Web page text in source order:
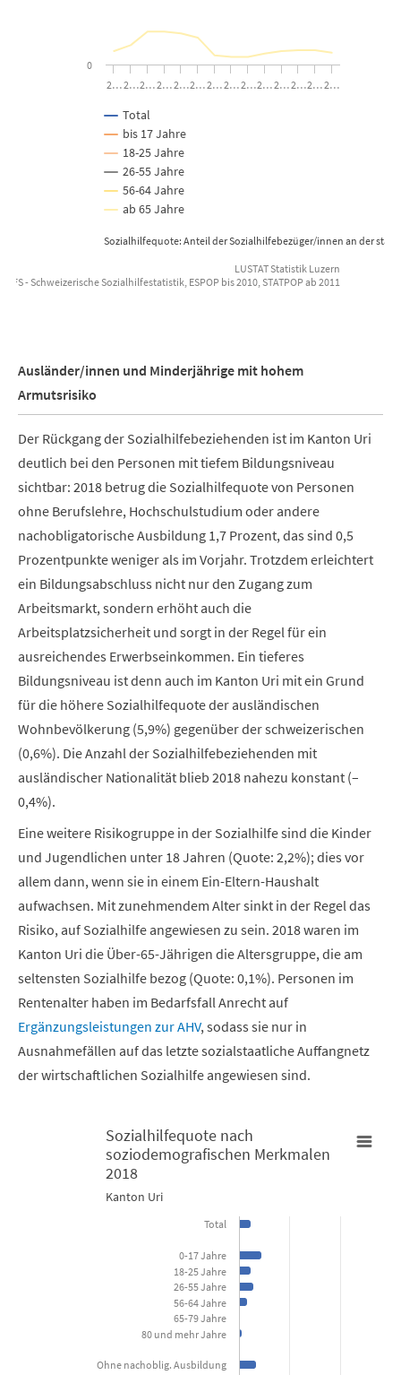
Sozialhilfequote: Anteil der Sozialhilfebezüger/innen an der
Total
bis 17 Jahre
18-25 Jahre
26-55 Jahre
56-64 Jahre
ab 65 Jahre
2…2…2…2…2…2…2…2…2…2…2…2…2…2…
0
LUSTAT Statistik Luzern
- Schweizerische Sozialhilfestatistik, ESPOP bis 2010, STATPOP ab 2011
Ausländer/innen und Minderjährige mit hohem
Armutsrisiko
Der Rückgang der Sozialhilfebeziehenden ist im Kanton Uri
deutlich bei den Personen mit tiefem Bildungsniveau
sichtbar: 2018 betrug die Sozialhilfequote von Personen
ohne Berufslehre, Hochschulstudium oder andere
nachobligatorische Ausbildung 1,7 Prozent, das sind 0,5
Prozentpunkte weniger als im Vorjahr. Trotzdem erleichtert
ein Bildungsabschluss nicht nur den Zugang zum
Arbeitsmarkt, sondern erhöht auch die
Arbeitsplatzsicherheit und sorgt in der Regel für ein
ausreichendes Erwerbseinkommen. Ein tieferes
Bildungsniveau ist denn auch im Kanton Uri mit ein Grund
für die höhere Sozialhilfequote der ausländischen
Wohnbevölkerung (5,9%) gegenüber der schweizerischen
(0,6%). Die Anzahl der Sozialhilfebeziehenden mit
ausländischer Nationalität blieb 2018 nahezu konstant (–
0,4%).
Eine weitere Risikogruppe in der Sozialhilfe sind die Kinder
und Jugendlichen unter 18 Jahren (Quote: 2,2%); dies vor
allem dann, wenn sie in einem Ein-Eltern-Haushalt
aufwachsen. Mit zunehmendem Alter sinkt in der Regel das
Risiko, auf Sozialhilfe angewiesen zu sein. 2018 waren im
Kanton Uri die Über-65-Jährigen die Altersgruppe, die am
seltensten Sozialhilfe bezog (Quote: 0,1%). Personen im
Rentenalter haben im Bedarfsfall Anrecht auf
Ergänzungsleistungen zur AHV, sodass sie nur in
Ausnahmefällen auf das letzte sozialstaatliche Auffangnetz
der wirtschaftlichen Sozialhilfe angewiesen sind.
Sozialhilfequote nach soziodemografischen Merkmalen 2018
View as data table, Sozialhilfequote nach
The chart has 1 X axis displaying categories.
The chart has 1 Y axis displaying Prozent. Data ranges from 0 to
Sozialhilfequote nach
soziodemografischen Merkmalen
2018
Kanton Uri
Ohne nachoblig. Ausbildung
80 und mehr Jahre
65-79 Jahre
56-64 Jahre
26-55 Jahre
18-25 Jahre
0-17 Jahre
Total